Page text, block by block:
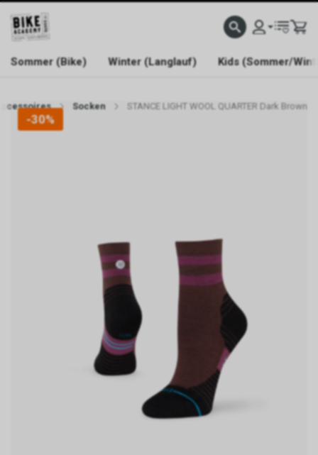
WELCOME TO BIKE ACADEMY
Sommer (Bike) Winter (Langlauf) Kids (Sommer/
Socken STANCE LIGHT WOOL QUARTER Dark Brown
-30%